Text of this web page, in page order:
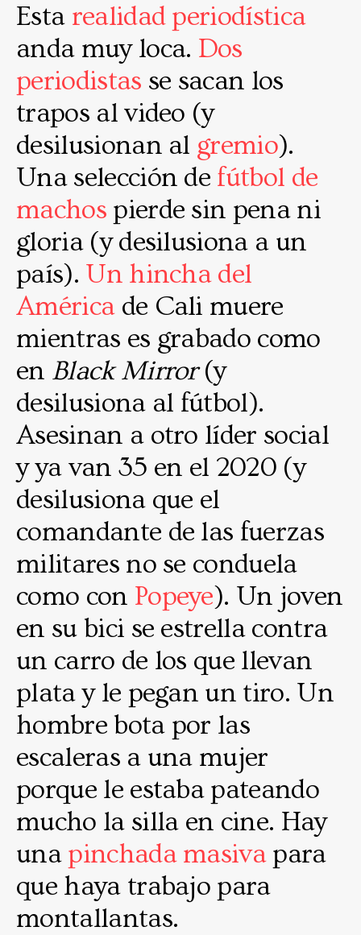
Esta realidad periodística
anda muy loca. Dos
periodistas se sacan los
trapos al video (y
desilusionan al gremio).
Una selección de fútbol de
machospierde sin pena ni
gloria (y desilusiona a un
país). Un hincha del
Américade Cali muere
mientras es grabado como
en Black Mirror(y
desilusiona al fútbol).
Asesinan a otro líder social
y ya van 35 en el 2020 (y
desilusiona que el
comandante de las fuerzas
militares no se conduela
como con Popeye). Un joven
en su bici se estrella contra
un carro de los que llevan
plata y le pegan un tiro. Un
hombre bota por las
escaleras a una mujer
porque le estaba pateando
mucho la silla en cine. Hay
una pinchada masivapara
que haya trabajo para
montallantas.